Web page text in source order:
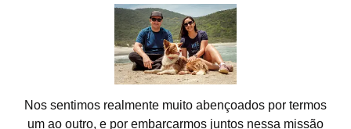
Nos sentimos realmente muito abençoados por termos
um ao outro, e por embarcarmos juntos nessa missão